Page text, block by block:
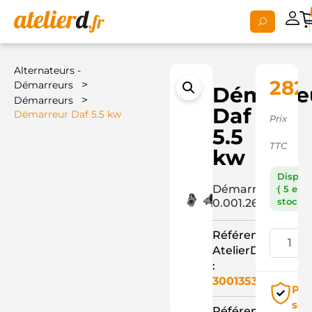
Alternateurs -
Démarreurs
>
Démarreurs >
Démarreur Daf 5.5 kw
Daf
5.5
kw
Démarreur
0.001.261.014+
Référence
AtelierD
:
3001353
Prix
TTC
( 5 en
stock )